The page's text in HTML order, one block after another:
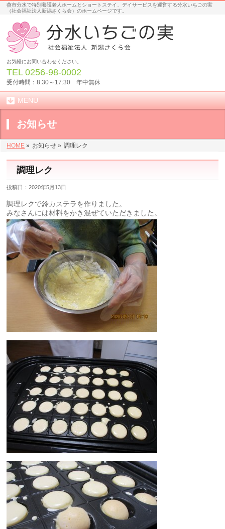
燕市分水で特別養護老人ホームとショートステイ、デイサービスを運営する分水いちごの実
（社会福祉法人新潟さくら会）のホームページです。
お気軽にお問い合わせください。
TEL0256-98-0002
受付時間：8:30～17:30 年中無休
MENU
お知らせ
HOME » お知らせ » 調理レク
調理レク
投稿日：2020年5月13日
調理レクで鈴カステラを作りました。
みなさんには材料をかき混ぜていただきました。